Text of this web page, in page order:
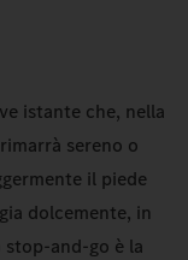
istante che, nella
sereno o
il piede
dolcemente, in
and-go è la